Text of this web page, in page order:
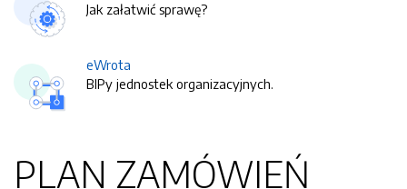
Jak załatwić sprawę?
eWrota
BIPy jednostek organizacyjnych.
PLAN ZAMÓWIEŃ